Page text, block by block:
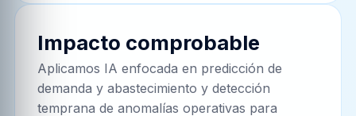
Impacto comprobable
Aplicamos IA enfocada en predicción de
demanda y abastecimiento y detección
temprana de anomalías operativas para